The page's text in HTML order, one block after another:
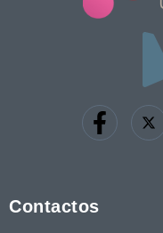
Contactos